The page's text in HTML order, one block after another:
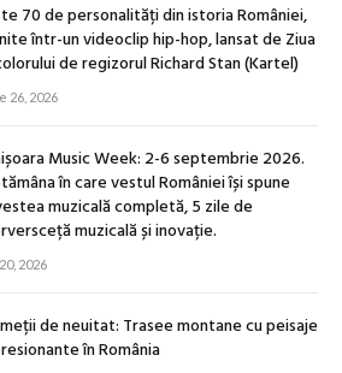
70 de personalități din istoria României,
într-un videoclip hip-hop, lansat de Ziua
de regizorul Richard Stan (Kartel)
26, 2026
Music Week: 2-6 septembrie 2026.
în care vestul României își spune
muzicală completă, 5 zile de
muzicală și inovație.
2026
de neuitat: Trasee montane cu peisaje
în România